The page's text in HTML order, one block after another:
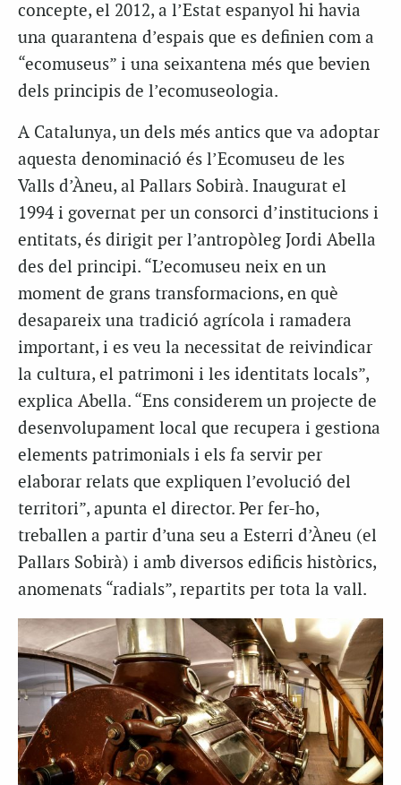
concepte, el 2012, a l’Estat espanyol hi havia
una quarantena d’espais que es definien com a
“ecomuseus” i una seixantena més que bevien
dels principis de l’ecomuseologia.
A Catalunya, un dels més antics que va adoptar
aquesta denominació és l’Ecomuseu de les
Valls d’Àneu, al Pallars Sobirà. Inaugurat el
1994 i governat per un consorci d’institucions i
entitats, és dirigit per l’antropòleg Jordi Abella
des del principi. “L’ecomuseu neix en un
moment de grans transformacions, en què
desapareix una tradició agrícola i ramadera
important, i es veu la necessitat de reivindicar
la cultura, el patrimoni i les identitats locals”,
explica Abella. “Ens considerem un projecte de
desenvolupament local que recupera i gestiona
elements patrimonials i els fa servir per
elaborar relats que expliquen l’evolució del
territori”, apunta el director. Per fer-ho,
treballen a partir d’una seu a Esterri d’Àneu (el
Pallars Sobirà) i amb diversos edificis històrics,
anomenats “radials”, repartits per tota la vall.